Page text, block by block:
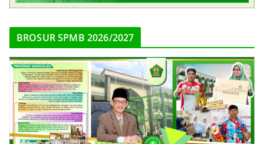
BROSUR SPMB 2026/2027